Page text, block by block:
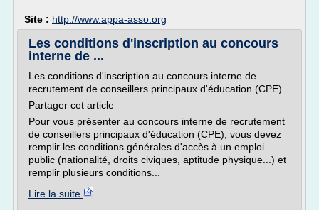
Site : http://www.appa-asso.org
Les conditions d'inscription au concours
interne de ...
Les conditions d'inscription au concours interne de
recrutement de conseillers principaux d'éducation (CPE)
Partager cet article
Pour vous présenter au concours interne de recrutement
de conseillers principaux d'éducation (CPE), vous devez
remplir les conditions générales d'accès à un emploi
public (nationalité, droits civiques, aptitude physique...) et
remplir plusieurs conditions...
Lire la suite